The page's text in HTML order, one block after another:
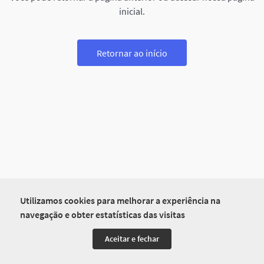
Utilizamos cookies para melhorar a experiência na
navegação e obter estatísticas das visitas
Aceitar e fechar
inicial.
Retornar ao início